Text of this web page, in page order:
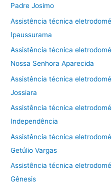
Padre Josimo
Assistência técnica
Ipaussurama
Assistência técnica
Nossa Senhora Aparecida
Assistência técnica
Jossiara
Assistência técnica
Independência
Assistência técnica
Getúlio Vargas
Assistência técnica
Gênesis